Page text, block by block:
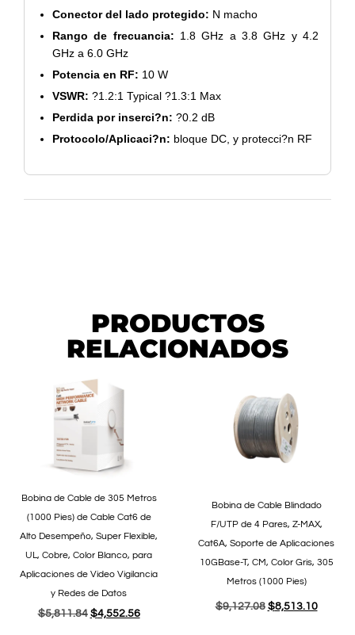
Conector del lado protegido: N macho
Rango de frecuancia: 1.8 GHz a 3.8 GHz y 4.2
GHz a 6.0 GHz
Potencia en RF: 10 W
VSWR: ?1.2:1 Typical ?1.3:1 Max
Perdida por inserci?n: ?0.2 dB
Protocolo/Aplicaci?n: bloque DC, y protecci?n RF
PRODUCTOS
RELACIONADOS
Bobina de Cable de 305 Metros
(1000 Pies) de Cable Cat6 de
Alto Desempeño, Super Flexible,
UL, Cobre, Color Blanco, para
Aplicaciones de Video Vigilancia
y Redes de Datos
$5,811.84 $4,552.56
Bobina de Cable Blindado
F/UTP de 4 Pares, Z-MAX,
Cat6A, Soporte de Aplicaciones
10GBase-T, CM, Color Gris, 305
Metros (1000 Pies)
$9,127.08 $8,513.10